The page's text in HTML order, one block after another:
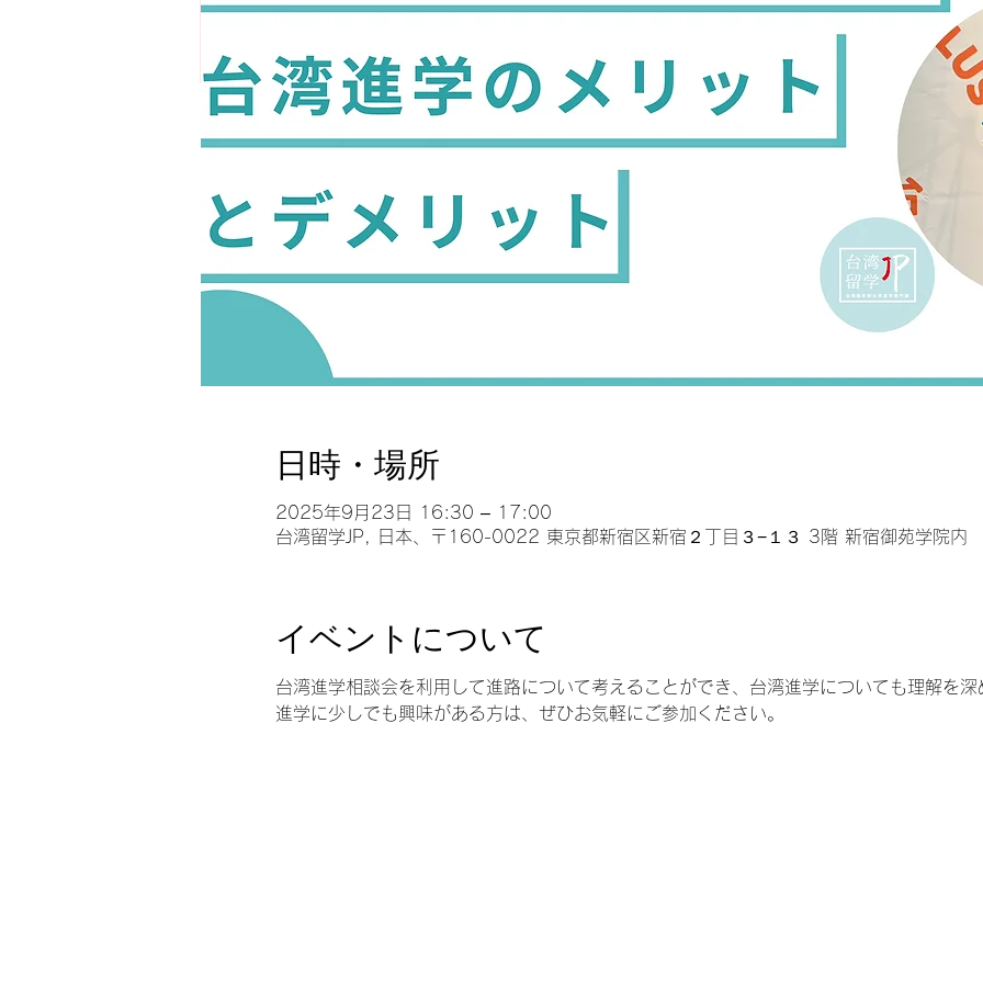
日時・場所
2025年9月23日 16:30 – 17:00
台湾留学JP, 日本、〒160-0022 東京都新宿区新宿２丁目３−１３ 3階 新宿御苑学院内
イベントについて
台湾進学相談会を利用して進路について考えることができ、台湾進学についても理解を
進学に少しでも興味がある方は、ぜひお気軽にご参加ください。